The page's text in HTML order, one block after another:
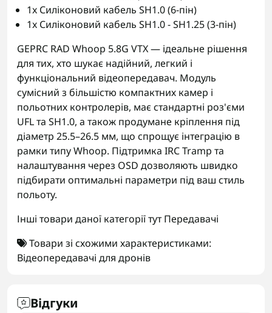
1x Силіконовий кабель SH1.0 (6-пін)
1x Силіконовий кабель SH1.0 - SH1.25 (3-пін)
GEPRC RAD Whoop 5.8G VTX — ідеальне рішення
для тих, хто шукає надійний, легкий і
функціональний відеопередавач. Модуль
сумісний з більшістю компактних камер і
польотних контролерів, має стандартні роз'єми
UFL та SH1.0, а також продумане кріплення під
діаметр 25.5–26.5 мм, що спрощує інтеграцію в
рамки типу Whoop. Підтримка IRC Tramp та
налаштування через OSD дозволяють швидко
підбирати оптимальні параметри під ваш стиль
польоту.
Інші товари даної категорії тутПередавачі
Товари зі схожими характеристиками:
Відеопередавачі для дронів
Відгуки